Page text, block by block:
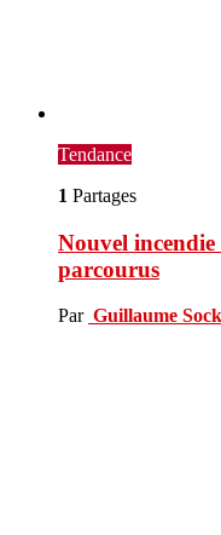
Tendance
1 Partages
Nouvel incendie
parcourus
Par Guillaume